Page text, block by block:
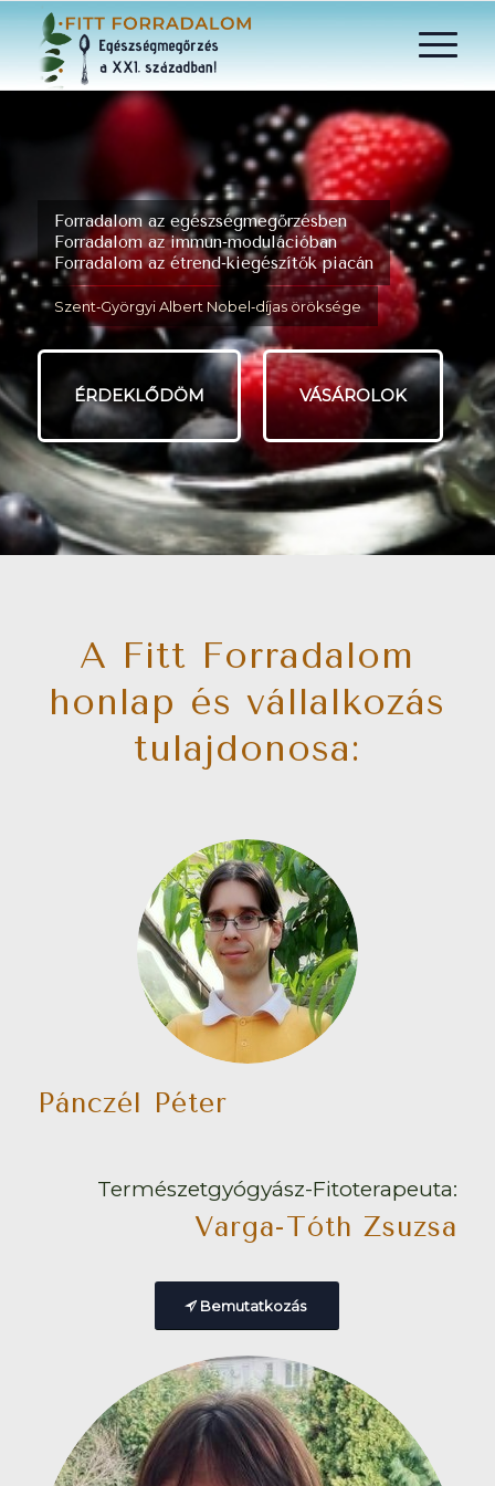
Forradalom az egészségmegőrzésben
Forradalom az immun‑modulációban
Forradalom az étrend‑kiegészítők piacán
Szent‑Györgyi Albert Nobel‑díjas öröksége
ÉRDEKLŐDÖM VÁSÁROLOK
A Fitt Forradalom
honlap és vállalkozás
tulajdonosa:
Pánczél Péter
Természetgyógyász-Fitoterapeuta:
Varga-Tóth Zsuzsa
Bemutatkozás